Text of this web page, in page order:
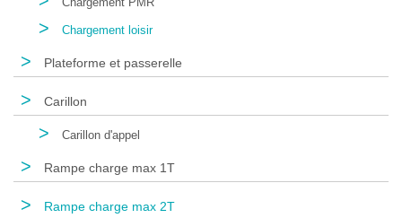
> Chargement loisir
> Plateforme et passerelle
> Carillon
> Carillon d'appel
> Rampe charge max 1T
> Rampe charge max 2T